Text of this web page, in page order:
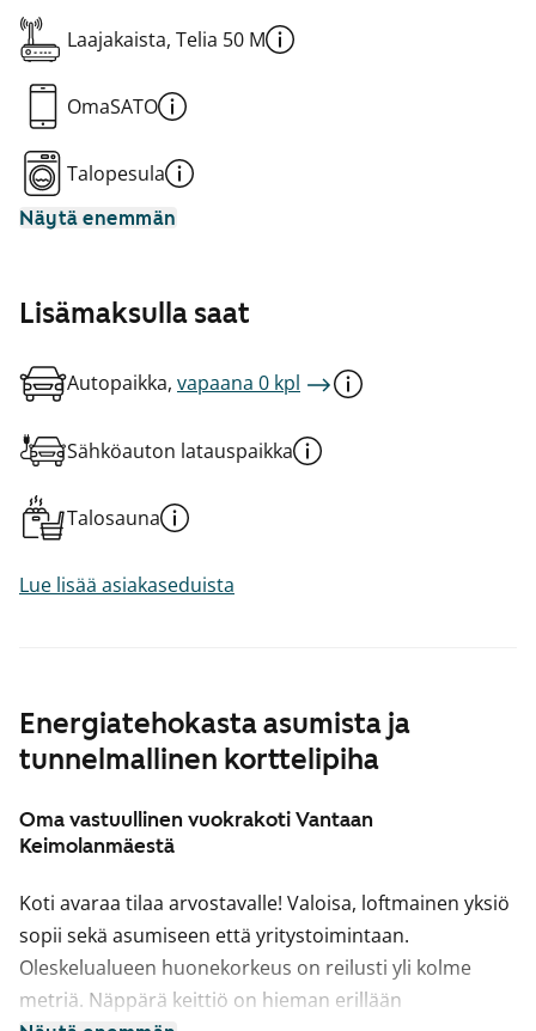
Energiatehokasta asumista ja
tunnelmallinen korttelipiha
Oma vastuullinen vuokrakoti Vantaan
Keimolanmäestä
Koti avaraa tilaa arvostavalle! Valoisa, loftmainen yksiö
sopii sekä asumiseen että yritystoimintaan.
Oleskelualueen huonekorkeus on reilusti yli kolme
metriä. Näppärä keittiö on hieman erillään
Laajakaista, Telia 50 M
OmaSATO
Talopesula
Näytä enemmän
Lisämaksulla saat
Autopaikka, vapaana 0 kpl
Sähköauton latauspaikka
Talosauna
Lue lisää asiakaseduista